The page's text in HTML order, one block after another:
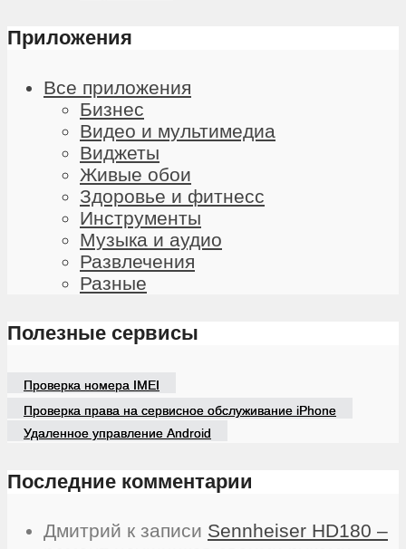
Приложения
Все приложения
Бизнес
Видео и мультимедиа
Виджеты
Живые обои
Здоровье и фитнесс
Инструменты
Музыка и аудио
Развлечения
Разные
Полезные сервисы
Проверка номера IMEI
Проверка права на сервисное обслуживание iPhone
Удаленное управление Android
Последние комментарии
Дмитрий к записи Sennheiser HD180 –